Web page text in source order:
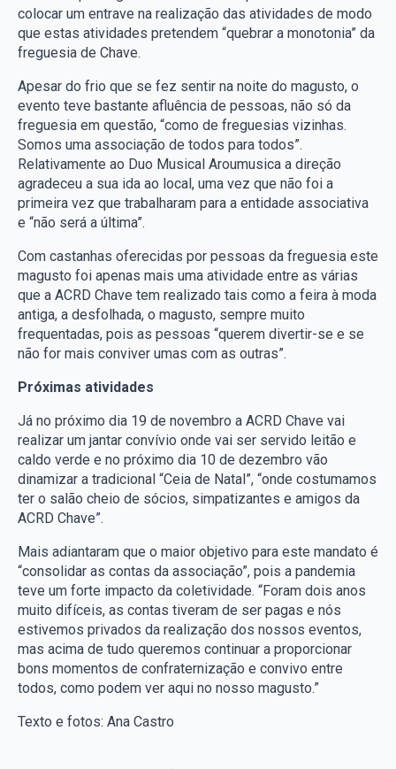
colocar um entrave na realização das atividades de modo
que estas atividades pretendem “quebrar a monotonia” da
freguesia de Chave.
Apesar do frio que se fez sentir na noite do magusto, o
evento teve bastante afluência de pessoas, não só da
freguesia em questão, “como de freguesias vizinhas.
Somos uma associação de todos para todos”.
Relativamente ao Duo Musical Aroumusica a direção
agradeceu a sua ida ao local, uma vez que não foi a
primeira vez que trabalharam para a entidade associativa
e “não será a última”.
Com castanhas oferecidas por pessoas da freguesia este
magusto foi apenas mais uma atividade entre as várias
que a ACRD Chave tem realizado tais como a feira à moda
antiga, a desfolhada, o magusto, sempre muito
frequentadas, pois as pessoas “querem divertir-se e se
não for mais conviver umas com as outras”.
Próximas atividades
Já no próximo dia 19 de novembro a ACRD Chave vai
realizar um jantar convívio onde vai ser servido leitão e
caldo verde e no próximo dia 10 de dezembro vão
dinamizar a tradicional “Ceia de Natal”, “onde costumamos
ter o salão cheio de sócios, simpatizantes e amigos da
ACRD Chave”.
Mais adiantaram que o maior objetivo para este mandato é
“consolidar as contas da associação”, pois a pandemia
teve um forte impacto da coletividade. “Foram dois anos
muito difíceis, as contas tiveram de ser pagas e nós
estivemos privados da realização dos nossos eventos,
mas acima de tudo queremos continuar a proporcionar
bons momentos de confraternização e convivo entre
todos, como podem ver aqui no nosso magusto.”
Texto e fotos: Ana Castro